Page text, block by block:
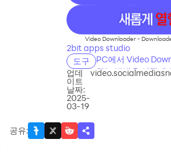
recommend
Video Downloader -
2bit apps studio
도구
PC에서 Video
하는 방법은 어떻게
업데
이트
날짜:
2025-
03-19
공유: